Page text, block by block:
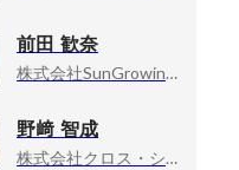
前田 歓奈
株式会社SunGrowing, HR事業部・広報
野﨑 智成
株式会社クロス・シップ, 代表取締役